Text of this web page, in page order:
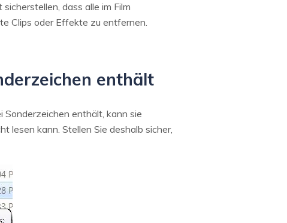
dass alle im Film
Clips oder Effekte zu entfernen.
enthält
enthält, kann sie
lesen kann. Stellen Sie deshalb sicher,